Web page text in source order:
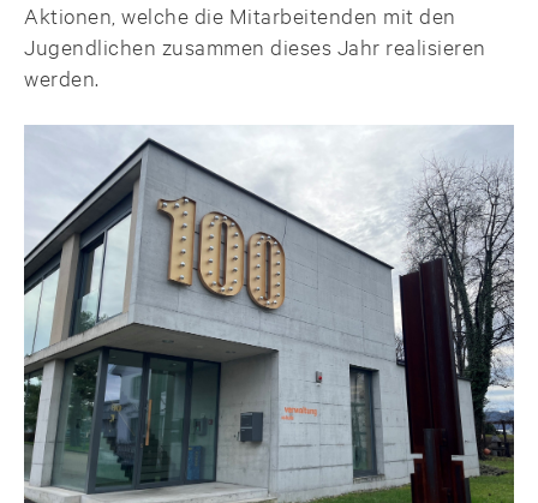
Aktionen, welche die Mitarbeitenden mit den
Jugendlichen zusammen dieses Jahr realisieren
werden.